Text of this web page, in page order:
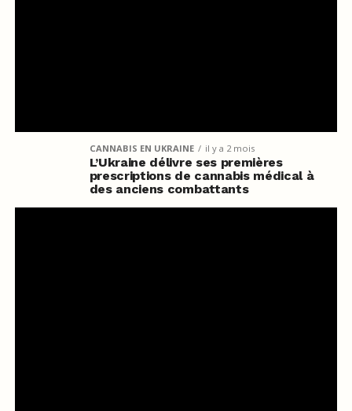
CANNABIS EN UKRAINE il y a 2 mois
L’Ukraine délivre ses premières
prescriptions de cannabis médical à
des anciens combattants